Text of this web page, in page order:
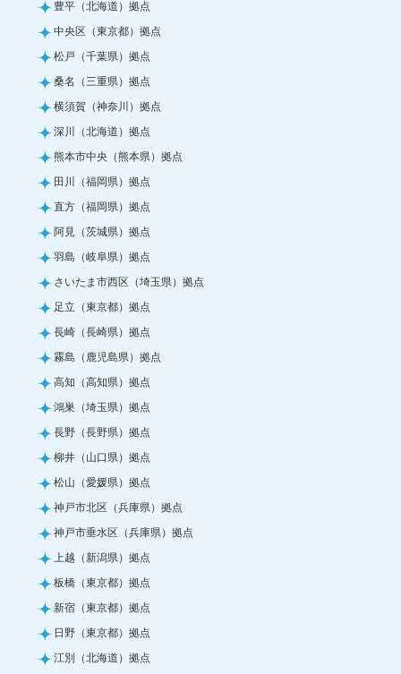
豊平（北海道）拠点
中央区（東京都）拠点
松戸（千葉県）拠点
桑名（三重県）拠点
横須賀（神奈川）拠点
深川（北海道）拠点
熊本市中央（熊本県）拠点
田川（福岡県）拠点
直方（福岡県）拠点
阿見（茨城県）拠点
羽島（岐阜県）拠点
さいたま市西区（埼玉県）拠点
足立（東京都）拠点
長崎（長崎県）拠点
霧島（鹿児島県）拠点
高知（高知県）拠点
鴻巣（埼玉県）拠点
長野（長野県）拠点
柳井（山口県）拠点
松山（愛媛県）拠点
神戸市北区（兵庫県）拠点
神戸市垂水区（兵庫県）拠点
上越（新潟県）拠点
板橋（東京都）拠点
新宿（東京都）拠点
日野（東京都）拠点
江別（北海道）拠点